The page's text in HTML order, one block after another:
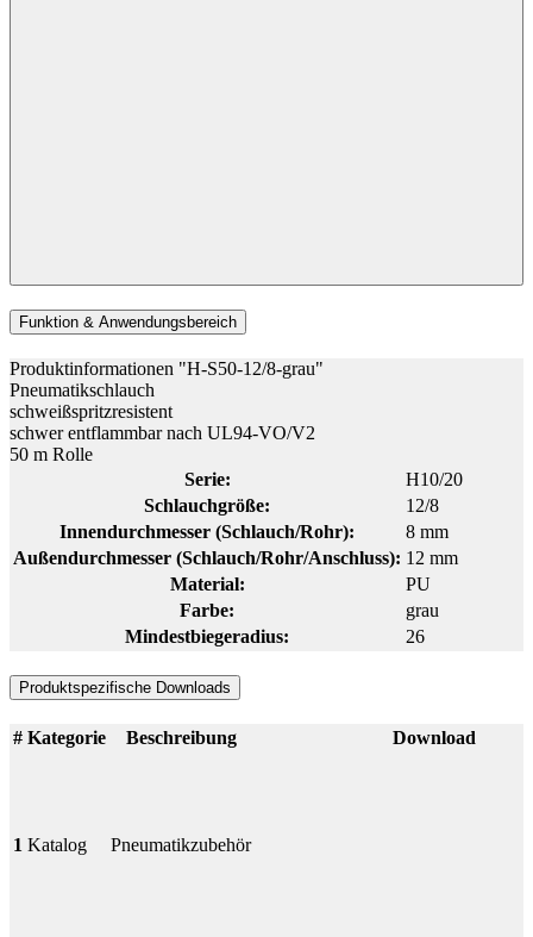
Funktion & Anwendungsbereich
Produktinformationen "H-S50-12/8-grau"
Pneumatikschlauch
schweißspritzresistent
schwer entflammbar nach UL94-VO/V2
50 m Rolle
Serie:
H10/20
Schlauchgröße:
12/8
Innendurchmesser (Schlauch/Rohr):
8 mm
Außendurchmesser (Schlauch/Rohr/Anschluss): 12 mm
Material:
PU
Farbe:
grau
Mindestbiegeradius:
26
Produktspezifische Downloads
# Kategorie Beschreibung Download
1 Katalog Pneumatikzubehör